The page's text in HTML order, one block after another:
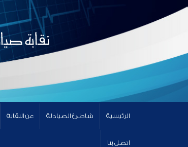
الرئيسية شاطئ الصيادلة عن النقابة
اتصل بنا